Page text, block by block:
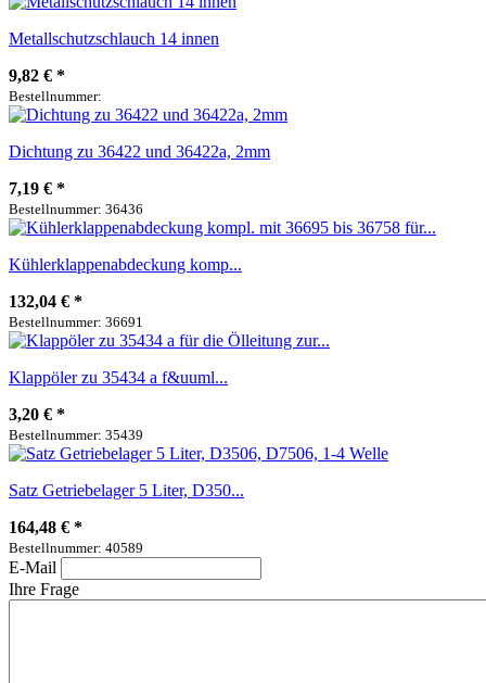
Metallschutzschlauch 14 innen
9,82 € *
Bestellnummer:
Dichtung zu 36422 und 36422a, 2mm
7,19 € *
Bestellnummer: 36436
Kühlerklappenabdeckung komp...
132,04 € *
Bestellnummer: 36691
Klappöler zu 35434 a f&uuml...
3,20 € *
Bestellnummer: 35439
Satz Getriebelager 5 Liter, D350...
164,48 € *
Bestellnummer: 40589
E-Mail
Ihre Frage